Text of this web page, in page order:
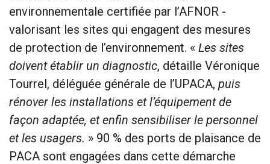
environnementale certifiée par l’AFNOR -
valorisant les sites qui engagent des mesures
de protection de l’environnement. « Les sites
doivent établir un diagnostic, détaille Véronique
Tourrel, déléguée générale de l’UPACA, puis
rénover les installations et l’équipement de
façon adaptée, et enfin sensibiliser le personnel
et les usagers. » 90 % des ports de plaisance de
PACA sont engagées dans cette démarche